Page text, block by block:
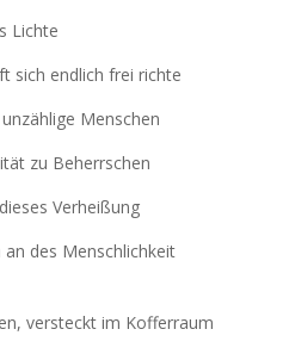
Lichte
sich endlich frei richte
Menschen
zu Beherrschen
Verheißung
des Menschlichkeit
versteckt im Kofferraum